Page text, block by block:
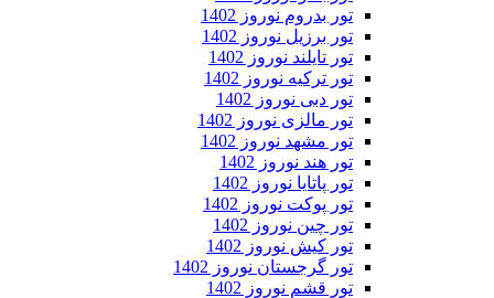
تور بدروم نوروز 1402
تور برزیل نوروز 1402
تور تایلند نوروز 1402
تور ترکیه نوروز 1402
تور دبی نوروز 1402
تور مالزی نوروز 1402
تور مشهد نوروز 1402
تور هند نوروز 1402
تور پاتایا نوروز 1402
تور پوکت نوروز 1402
تور چین نوروز 1402
تور کیش نوروز 1402
تور گرجستان نوروز 1402
تور قشم نوروز 1402